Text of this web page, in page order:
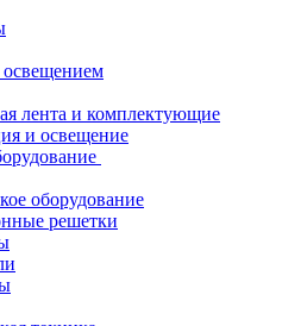
лента и комплектующие
и освещение
оборудование
решетки